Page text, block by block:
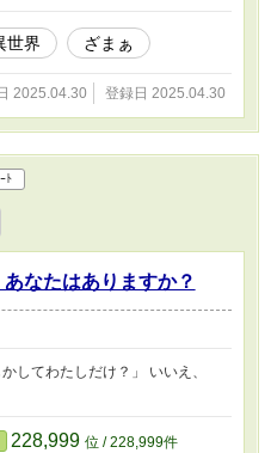
世界 ざまぁ
2025.04.30 登録日 2025.04.30
ﾄ
なたはありますか？
してわたしだけ？」 いいえ、
228,999 位 / 228,999件